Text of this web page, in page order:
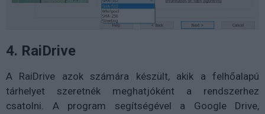
4. RaiDrive
A RaiDrive azok számára készült, akik a felhőalapú
tárhelyet szeretnék meghatjóként a rendszerhez
csatolni. A program segítségével a Google Drive,